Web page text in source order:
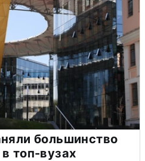
большинство
топ-вузах